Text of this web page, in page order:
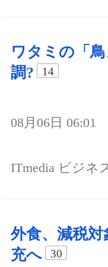
ワタミの「
調?
14
08月06日 06:01
ITmedia ビジネ
外食、減税
充へ
30